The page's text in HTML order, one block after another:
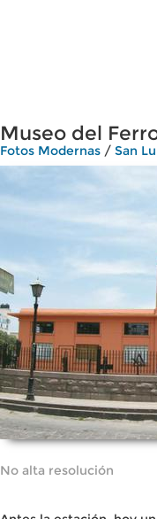
Museo del
Fotos Modernas / San
No alta resolución